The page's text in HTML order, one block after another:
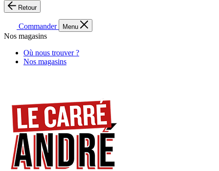
Retour
Commander Menu
Nos magasins
Où nous trouver ?
Nos magasins